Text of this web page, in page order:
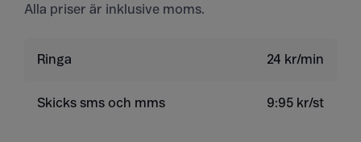
Alla priser är inklusive moms.
Ringa 24 kr/min
Skicks sms och mms 9:95 kr/st